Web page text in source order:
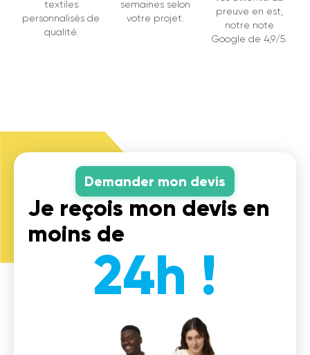
textiles
personnalisés de
qualité.
semaines selon
votre projet.
preuve en est,
notre note
Google de 4,9/5.
Demander mon devis
24h !
Je reçois mon devis en
moins de